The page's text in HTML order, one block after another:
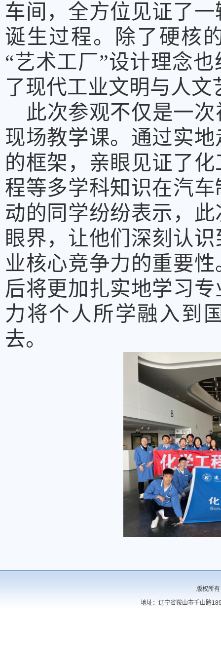
车间，全方位见证了
诞生过程。除了硬核
“艺术工厂”设计理念
了现代工业文明与人
此次参观不仅是一
现场教学课。通过实
的框架，亲眼见证了
程等多学科知识在汽
动的同学纷纷表示，
眼界，让他们深刻认
业核心竞争力的重要
后将更加扎实地学习
力将个人所学融入到
去。
版权所
地址：辽宁省鞍山市千山路